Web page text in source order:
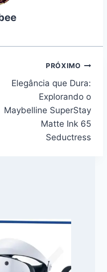
PRÓXIMO
Elegância que Dura:
Explorando o
Maybelline SuperStay
Matte Ink 65
Seductress